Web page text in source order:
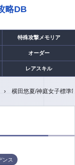
略DB
特殊攻撃メモリア
オーダー
レアスキル
横田悠夏/神庭女子標準
ンス